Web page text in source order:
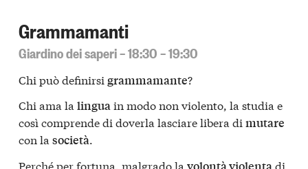
Grammamanti
Giardino dei saperi – 18:30 – 19:30
Chi può definirsi grammamante?
Chi ama la linguain modo non violento, la studia e
così comprende di doverla lasciare libera di mutare
con la società.
Perché per fortuna, malgrado la
di